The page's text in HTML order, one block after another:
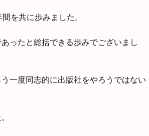
を共に歩みました。
ったと総括できる歩みでございまし
一度同志的に出版社をやろうではない